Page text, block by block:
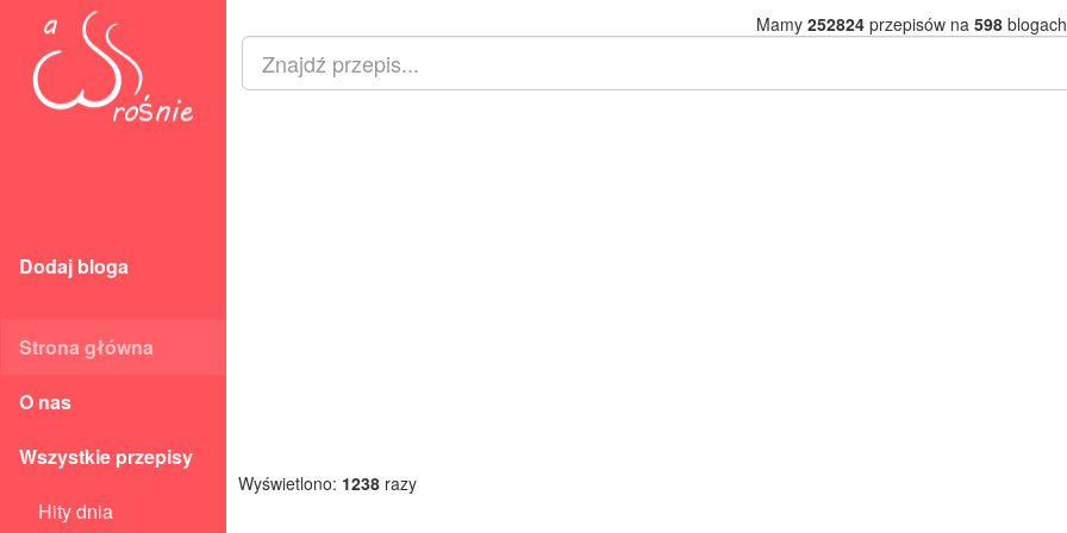
Dodaj bloga
Strona główna
O nas
Wszystkie przepisy
Hity dnia
Mamy 252824przepisów na 598
Wyświetlono: 1238 razy